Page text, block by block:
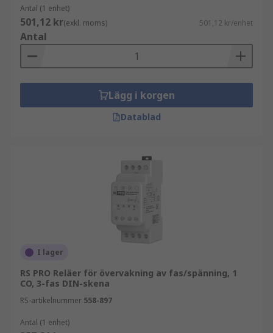
Antal (1 enhet)
501,12 kr(exkl. moms) 501,12 kr/enhet
Antal
Lägg i korgen
Datablad
I lager
RS PRO Reläer för övervakning av fas/spänning, 1
CO, 3-fas DIN-skena
RS-artikelnummer 558-897
Antal (1 enhet)